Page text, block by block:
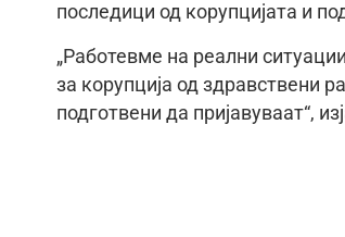
последици од корупцијата и
„Работевме на реални
за корупција од здравствени
подготвени да пријавуваат“,